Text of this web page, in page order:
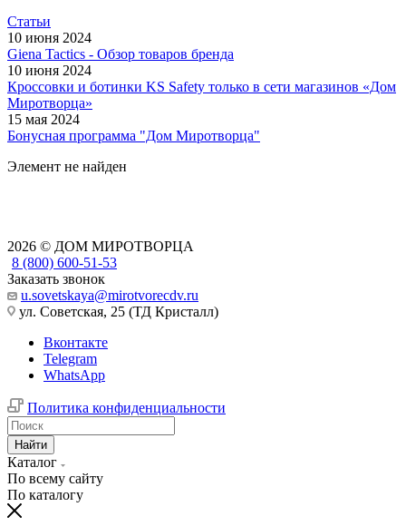
Статьи
10 июня 2024
Giena Tactics - Обзор товаров бренда
10 июня 2024
Кроссовки и ботинки KS Safety только в сети магазинов «Дом
Миротворца»
15 мая 2024
Бонусная программа "Дом Миротворца"
Элемент не найден
2026 © ДОМ МИРОТВОРЦА
8 (800) 600-51-53
Заказать звонок
u.sovetskaya@mirotvorecdv.ru
ул. Советская, 25 (ТД Кристалл)
Вконтакте
Telegram
WhatsApp
Политика конфиденциальности
Найти
Каталог
По всему сайту
По каталогу